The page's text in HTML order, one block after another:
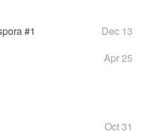
#1
Dec 13
Apr 25
Oct 31